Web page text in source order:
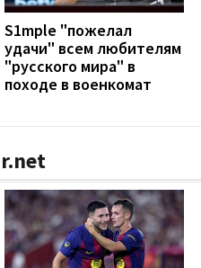
S1mple "пожелал
удачи" всем любителям
"русского мира" в
походе в военкомат